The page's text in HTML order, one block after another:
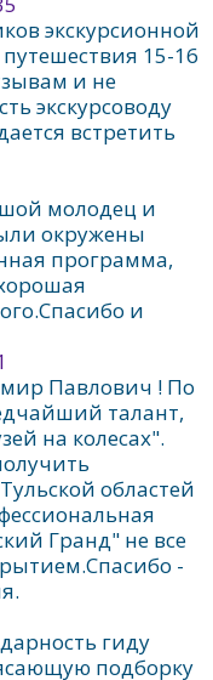
экскурсионной
15-16
и не
экскурсоводу
встретить
молодец и
окружены
программа,
и
Павлович ! По
талант,
на колесах".
областей
Гранд" не все
-
гиду
подборку